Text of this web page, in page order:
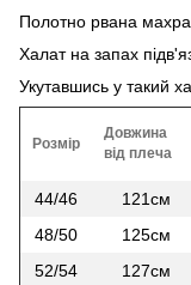
Полотно рвана махра
Халат на запах
Укутавшись у такий
Розмір
Довжина
від плеча
44/46 121см
48/50
125см
52/54
127см